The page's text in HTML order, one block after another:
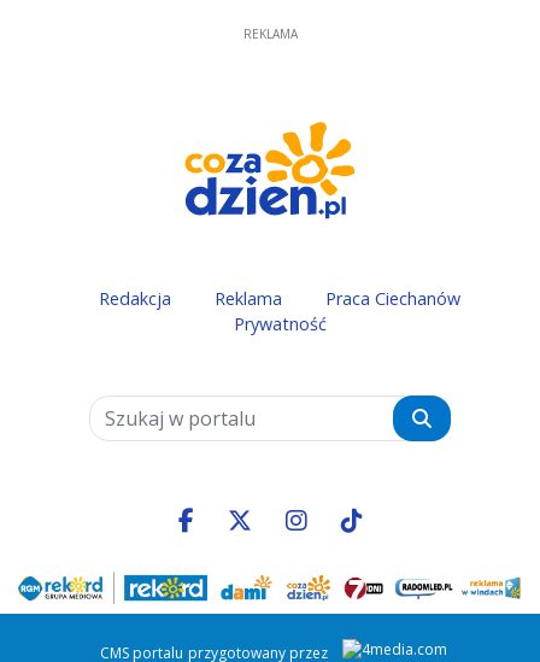
REKLAMA
Redakcja Reklama
Praca Ciechanów
Prywatność
Szukaj
Facebook.com
X.comInstagram.com
Tiktok.com
CMS portalu przygotowany przez